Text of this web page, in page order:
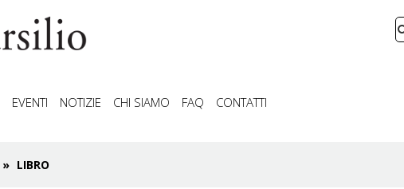
EVENTI NOTIZIE CHI SIAMO FAQ CONTATTI
LIBRO